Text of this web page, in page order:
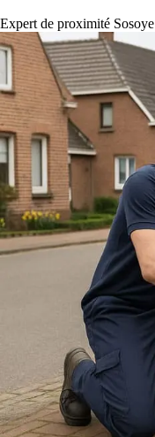
Expert de proximité Sosoye